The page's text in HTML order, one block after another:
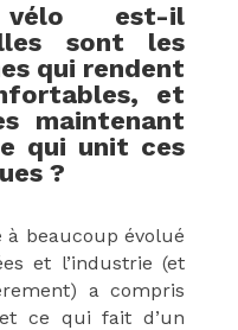
est-il
sont les
qui rendent
et
maintenant
qui unit ces
?
à beaucoup évolué
et l’industrie (et
a compris
ce qui fait d’un